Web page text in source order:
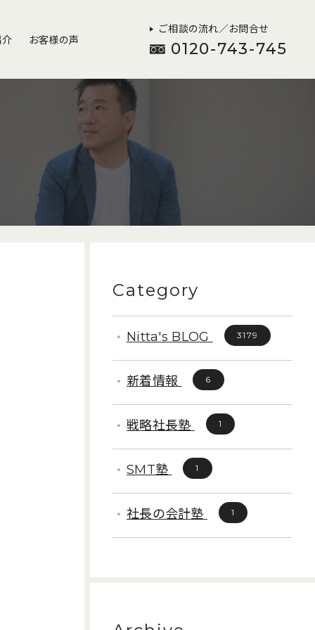
お客様の声
ご相談の流れ／お問合せ
0120-743-745
Category
Nitta's BLOG 3179
新着情報 6
戦略社長塾 1
SMT塾 1
社長の会計塾 1